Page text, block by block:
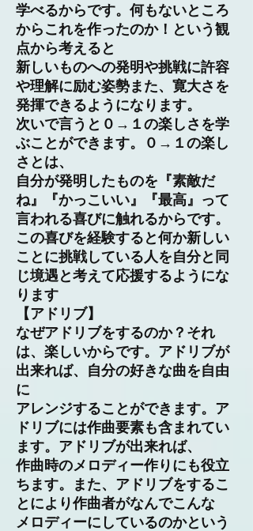
学べるからです。何もないところ
からこれを作ったのか！という観
点から考えると
新しいものへの発明や挑戦に許容
や理解に励む姿勢また、寛大さを
発揮できるようになります。
次いで言うと０→１の楽しさを学
ぶことができます。０→１の楽し
さとは、
自分が発明したものを『素敵だ
ね』『かっこいい』『最高』って
言われる喜びに触れるからです。
この喜びを経験すると何か新しい
ことに挑戦している人を自分と同
じ境遇と考えて応援するようにな
ります
【アドリブ】
なぜアドリブをするのか？それ
は、楽しいからです。アドリブが
出来れば、自分の好きな曲を自由
に​
アレンジすることができます。ア
ドリブには作曲要素も含まれてい
ます。アドリブが出来れば、
作曲時のメロディー作りにも役立
ちます。また、アドリブをするこ
とにより作曲者がなんでこんな
メロディーにしているのかという